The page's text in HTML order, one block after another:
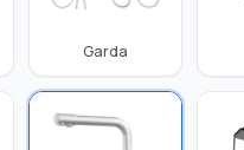
Garda